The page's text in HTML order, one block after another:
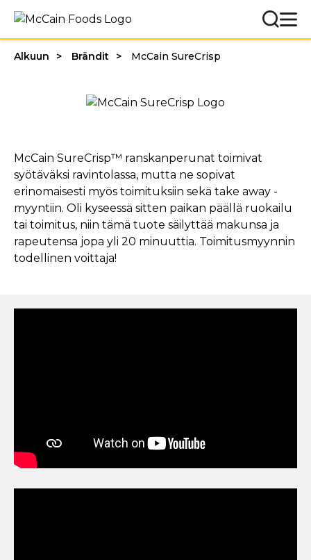
Alkuun Brändit McCain SureCrisp
McCain SureCrisp™ ranskanperunat toimivat
syötäväksi ravintolassa, mutta ne sopivat
erinomaisesti myös toimituksiin sekä take away -
myyntiin. Oli kyseessä sitten paikan päällä ruokailu
tai toimitus, niin tämä tuote säilyttää makunsa ja
rapeutensa jopa yli 20 minuuttia. Toimitusmyynnin
todellinen voittaja!